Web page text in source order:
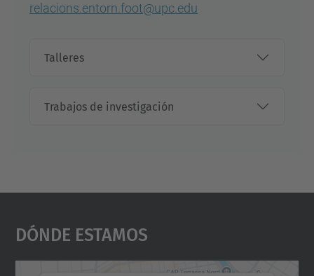
relacions.entorn.foot@upc.edu
Talleres
Trabajos de investigación
Dónde Estamos